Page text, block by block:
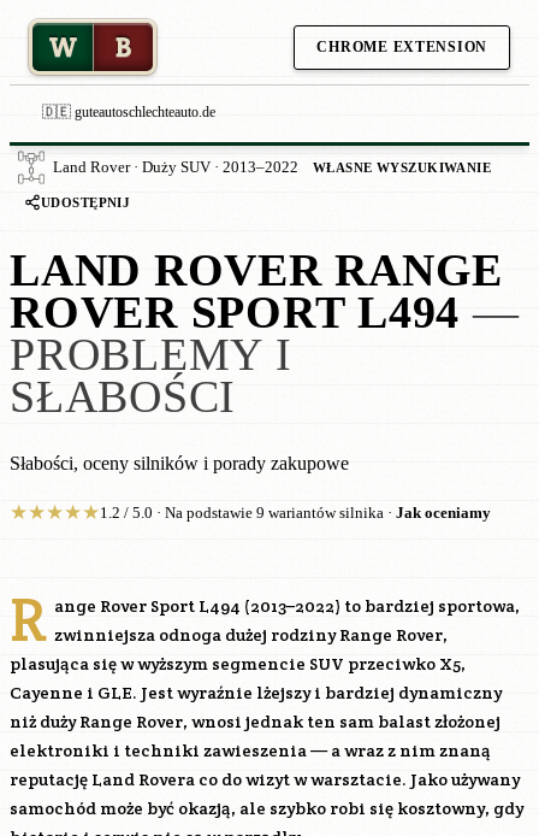
W B CHROME EXTENSION
🇩🇪 guteautoschlechteauto.de
Land Rover · Duży SUV · 2013–2022 WŁASNE WYSZUKIWANIE
UDOSTĘPNIJ
LAND ROVER RANGE
ROVER SPORT L494 —
PROBLEMY I
SŁABOŚCI
Słabości, oceny silników i porady zakupowe
★★★★★1.2 / 5.0 · Na podstawie 9 wariantów silnika · Jak oceniamy
R ange Rover Sport L494 (2013–2022) to bardziej sportowa,
zwinniejsza odnoga dużej rodziny Range Rover,
plasująca się w wyższym segmencie SUV przeciwko X5,
Cayenne i GLE. Jest wyraźnie lżejszy i bardziej dynamiczny
niż duży Range Rover, wnosi jednak ten sam balast złożonej
elektroniki i techniki zawieszenia — a wraz z nim znaną
reputację Land Rovera co do wizyt w warsztacie. Jako używany
samochód może być okazją, ale szybko robi się kosztowny, gdy